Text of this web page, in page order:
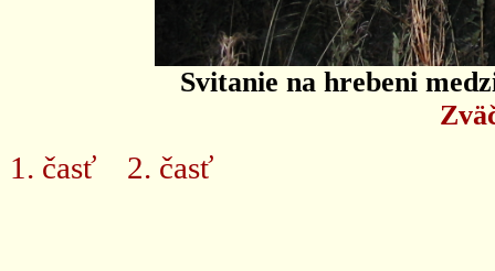
Svitanie na hrebeni
1. časť 2. časť